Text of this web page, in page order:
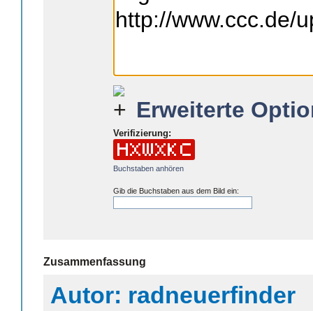
Erweiterte
Verifizierung:
Buchstaben anhören
Gib die Buchstaben aus dem Bild ein:
Zusammenfassung
Autor: radneuerfinder